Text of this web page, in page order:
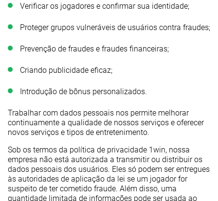
Verificar os jogadores e confirmar sua identidade;
Proteger grupos vulneráveis de usuários contra fraudes;
Prevenção de fraudes e fraudes financeiras;
Criando publicidade eficaz;
Introdução de bônus personalizados.
Trabalhar com dados pessoais nos permite melhorar
continuamente a qualidade de nossos serviços e oferecer
novos serviços e tipos de entretenimento.
Sob os termos da política de privacidade 1win, nossa
empresa não está autorizada a transmitir ou distribuir os
dados pessoais dos usuários. Eles só podem ser entregues
às autoridades de aplicação da lei se um jogador for
suspeito de ter cometido fraude. Além disso, uma
quantidade limitada de informações pode ser usada ao